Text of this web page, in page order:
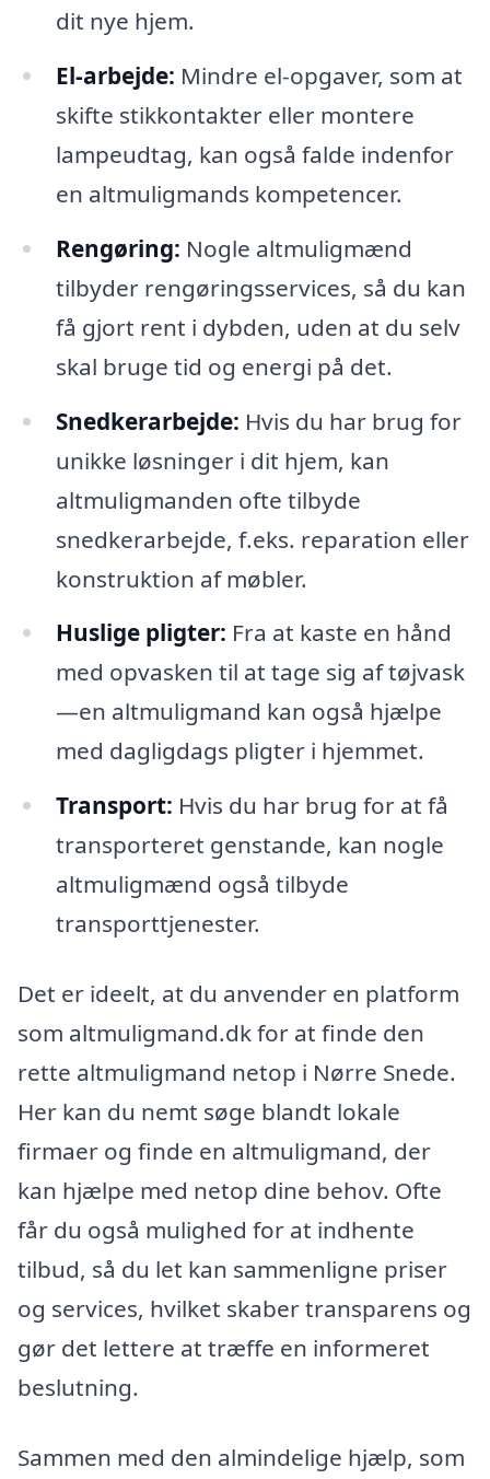
dit nye hjem.
El-arbejde: Mindre el-opgaver, som at
skifte stikkontakter eller montere
lampeudtag, kan også falde indenfor
en altmuligmands kompetencer.
Rengøring: Nogle altmuligmænd
tilbyder rengøringsservices, så du kan
få gjort rent i dybden, uden at du selv
skal bruge tid og energi på det.
Snedkerarbejde: Hvis du har brug for
unikke løsninger i dit hjem, kan
altmuligmanden ofte tilbyde
snedkerarbejde, f.eks. reparation eller
konstruktion af møbler.
Huslige pligter: Fra at kaste en hånd
med opvasken til at tage sig af tøjvask
—en altmuligmand kan også hjælpe
med dagligdags pligter i hjemmet.
Transport: Hvis du har brug for at få
transporteret genstande, kan nogle
altmuligmænd også tilbyde
transporttjenester.
Det er ideelt, at du anvender en platform
som altmuligmand.dk for at finde den
rette altmuligmand netop i Nørre Snede.
Her kan du nemt søge blandt lokale
firmaer og finde en altmuligmand, der
kan hjælpe med netop dine behov. Ofte
får du også mulighed for at indhente
tilbud, så du let kan sammenligne priser
og services, hvilket skaber transparens og
gør det lettere at træffe en informeret
beslutning.
Sammen med den almindelige hjælp, som